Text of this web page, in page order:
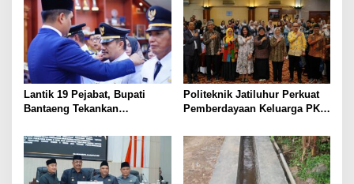
Lantik 19 Pejabat, Bupati
Bantaeng Tekankan
kepada Masyarakat
Politeknik Jatiluhur Perkuat
Pemberdayaan Keluarga PKH